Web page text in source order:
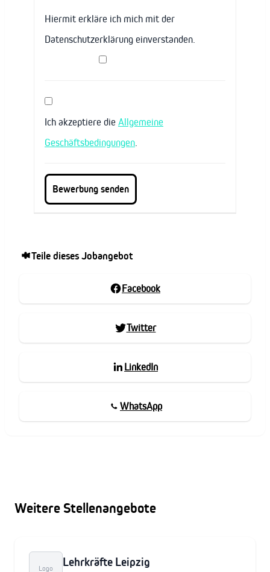
Hiermit erkläre ich mich mit der
Datenschutzerklärung einverstanden.
Ich akzeptiere die Allgemeine
Geschäftsbedingungen
Teile dieses Jobangebot
Facebook
Twitter
LinkedIn
WhatsApp
Weitere Stellenangebote
Logo Lehrkräfte Leipzig